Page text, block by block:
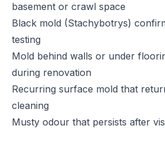
basement or crawl space
Black mold (Stachybotrys)
testing
Mold behind walls or under
during renovation
Recurring surface mold that
cleaning
Musty odour that persists after